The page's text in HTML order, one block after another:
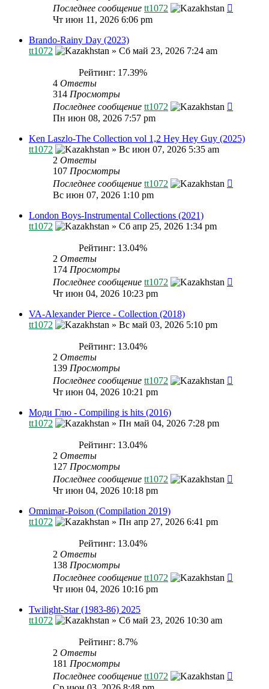
Последнее сообщение tt1072
Чт июн 11, 2026 6:06 pm
Brando-Rainy Day (2023)
tt1072
» Сб май 23, 2026 7:24 am
Рейтинг: 17.39%
4 Ответы
314 Просмотры
Последнее сообщение tt1072
Пн июн 08, 2026 7:57 pm
Ken Laszlo-The Collection vol 1,2 Hey Hey Guy (2025)
tt1072
» Вс июн 07, 2026 5:35 am
2 Ответы
107 Просмотры
Последнее сообщение tt1072
Вс июн 07, 2026 1:10 pm
London Boys-Instrumental Collections (2021)
tt1072
» Сб апр 25, 2026 1:34 pm
Рейтинг: 13.04%
2 Ответы
174 Просмотры
Последнее сообщение tt1072
Чт июн 04, 2026 10:23 pm
VA-Alexander Pierce - Collection (2018)
tt1072
» Вс май 03, 2026 5:10 pm
Рейтинг: 13.04%
2 Ответы
139 Просмотры
Последнее сообщение tt1072
Чт июн 04, 2026 10:21 pm
Моди Глю - Compiling is hits (2016)
tt1072
» Пн май 04, 2026 7:28 pm
Рейтинг: 13.04%
2 Ответы
127 Просмотры
Последнее сообщение tt1072
Чт июн 04, 2026 10:18 pm
Omnimar-Poison (Compilation 2019)
tt1072
» Пн апр 27, 2026 6:41 pm
Рейтинг: 13.04%
2 Ответы
138 Просмотры
Последнее сообщение tt1072
Чт июн 04, 2026 10:16 pm
Twilight-Star (1983-86) 2025
tt1072
» Сб май 23, 2026 10:30 am
Рейтинг: 8.7%
2 Ответы
181 Просмотры
Последнее сообщение tt1072